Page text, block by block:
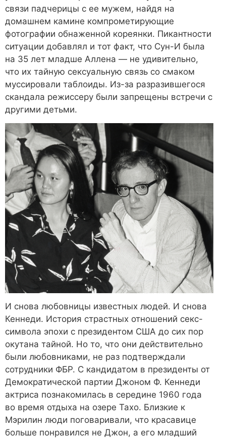
связи падчерицы с ее мужем, найдя на
домашнем камине компрометирующие
фотографии обнаженной кореянки. Пикантности
ситуации добавлял и тот факт, что Сун-И была
на 35 лет младше Аллена — не удивительно,
что их тайную сексуальную связь со смаком
муссировали таблоиды. Из-за разразившегося
скандала режиссеру были запрещены встречи с
другими детьми.
И снова любовницы известных людей. И снова
Кеннеди. История страстных отношений секс-
символа эпохи с президентом США до сих пор
окутана тайной. Но то, что они действительно
были любовниками, не раз подтверждали
сотрудники ФБР. С кандидатом в президенты от
Демократической партии Джоном Ф. Кеннеди
актриса познакомилась в середине 1960 года
во время отдыха на озере Тахо. Близкие к
Мэрилин люди поговаривали, что красавице
больше понравился не Джон, а его младший